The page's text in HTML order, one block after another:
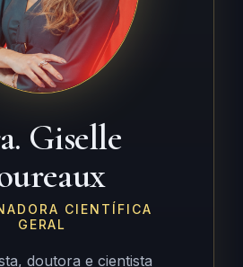
Giselle
CIENTÍFICA
GERAL
doutora e cientista